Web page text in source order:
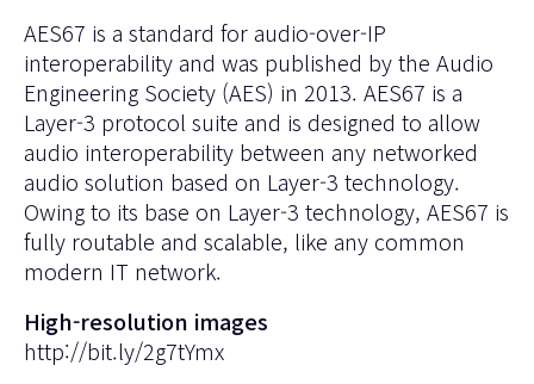
AES67 is a standard for audio-over-IP
interoperability and was published by the Audio
Engineering Society (AES) in 2013. AES67 is a
Layer-3 protocol suite and is designed to allow
audio interoperability between any networked
audio solution based on Layer-3 technology.
Owing to its base on Layer-3 technology, AES67 is
fully routable and scalable, like any common
modern IT network.
High-resolution images
http://bit.ly/2g7tYmx